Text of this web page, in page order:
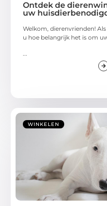
Ontdek de
uw
Welkom, dierenvrienden!
u hoe belangrijk het is om
WINKELEN